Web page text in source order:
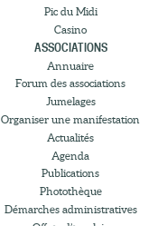
Pic du Midi
Casino
ASSOCIATIONS
Annuaire
Forum des associations
Jumelages
Organiser une manifestation
Actualités
Agenda
Publications
Photothèque
Démarches administratives